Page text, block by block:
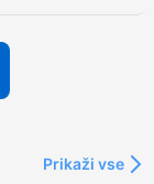
Prikaži vse